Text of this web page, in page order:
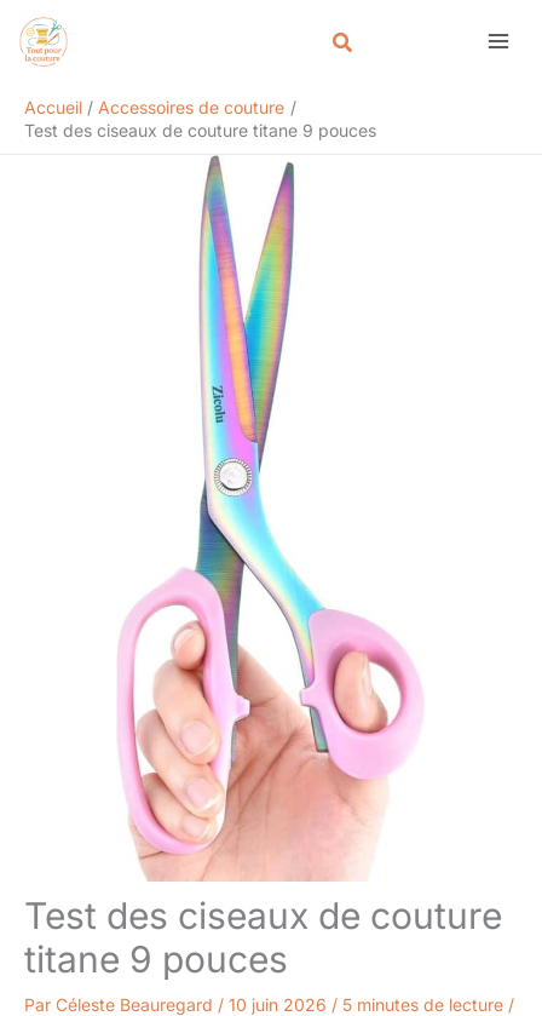
Accueil
Accessoires de couture
Test des ciseaux de couture titane 9 pouces
Test des ciseaux de couture
titane 9 pouces
Par Céleste Beauregard / 10 juin 2026 / 5 minutes de lecture /
Rechercher